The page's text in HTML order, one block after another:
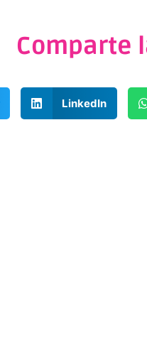
Comparte
LinkedIn